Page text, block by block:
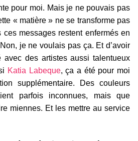
pour moi. Mais je ne pouvais pas
« matière » ne se transforme pas
messages restent enfermés en
je ne voulais pas ça. Et d’avoir
avec des artistes aussi talentueux
Katia Labeque, ça a été pour moi
supplémentaire. Des couleurs
parfois inconnues, mais que
miennes. Et les mettre au service